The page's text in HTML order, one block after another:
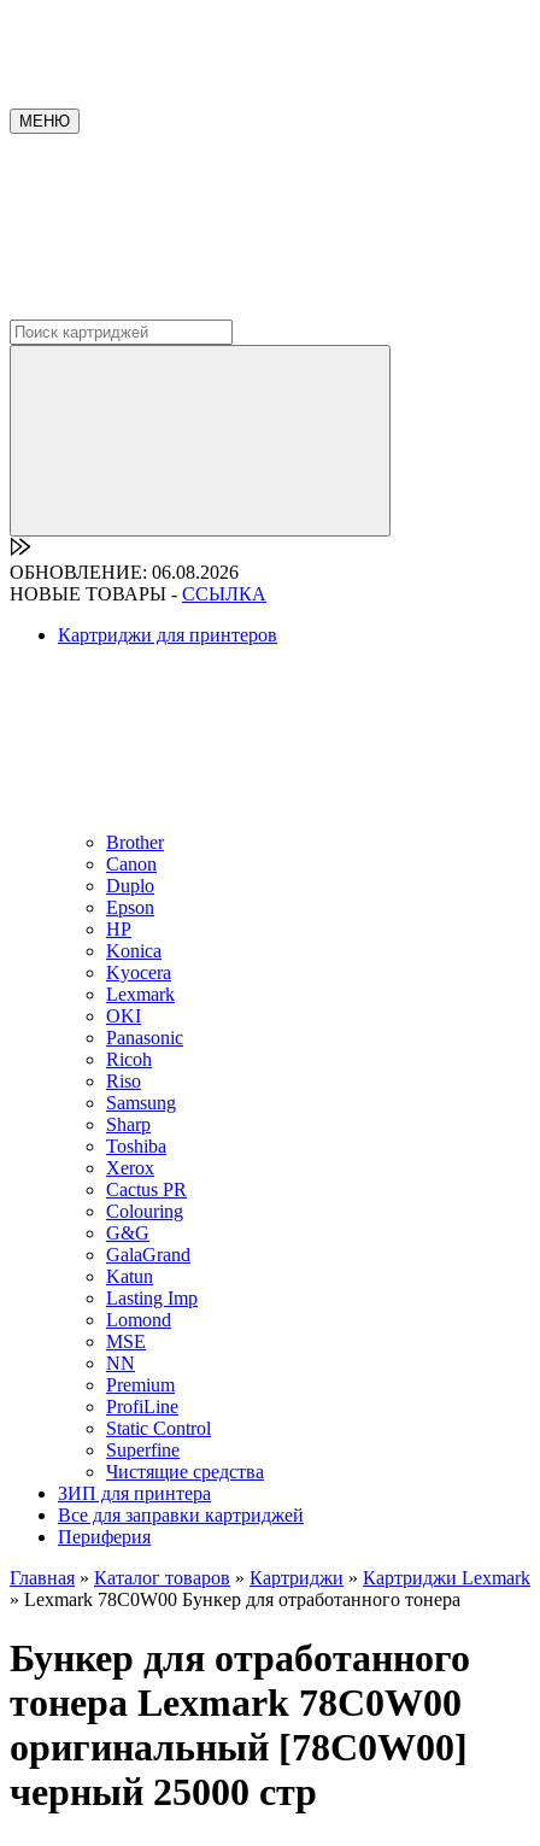
МЕНЮ
ОБНОВЛЕНИЕ: 06.08.2026
НОВЫЕ ТОВАРЫ - ССЫЛКА
Картриджи для принтеров
Brother
Canon
Duplo
Epson
HP
Konica
Kyocera
Lexmark
OKI
Panasonic
Ricoh
Riso
Samsung
Sharp
Toshiba
Xerox
Cactus PR
Colouring
G&G
GalaGrand
Katun
Lasting Imp
Lomond
MSE
NN
Premium
ProfiLine
Static Control
Superfine
Чистящие средства
ЗИП для принтера
Все для заправки картриджей
Периферия
Главная » Каталог товаров » Картриджи » Картриджи Lexmark
» Lexmark 78C0W00 Бункер для отработанного тонера
Бункер для отработанного
тонера Lexmark 78C0W00
оригинальный [78C0W00]
черный 25000 стр